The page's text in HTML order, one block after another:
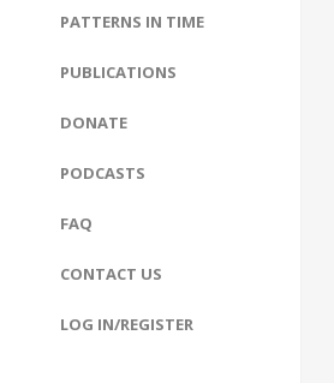
PATTERNS IN TIME
PUBLICATIONS
DONATE
PODCASTS
FAQ
CONTACT US
LOG IN/REGISTER